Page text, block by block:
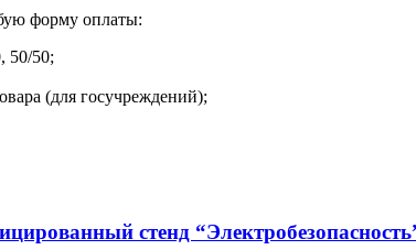
форму оплаты:
50/50;
(для госучреждений);
стенд